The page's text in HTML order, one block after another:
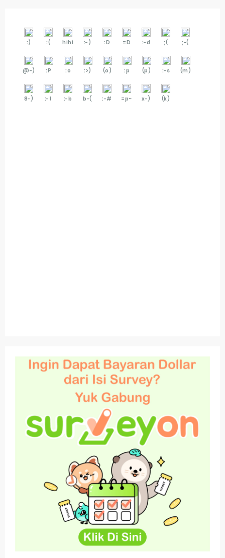
:) :( hihi :-) :D =D :-d ;( ;-(
@-) :P :o :>) (o) :p (p) :-s (m)
8-) :-t :-b b-( :-# =p~ x-) (k)